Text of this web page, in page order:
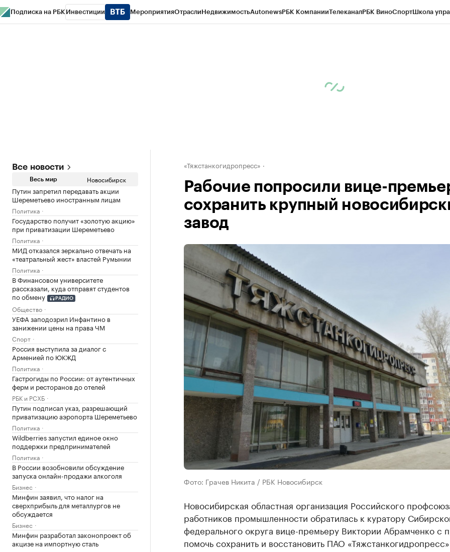
Подписка на РБК Инвестиции МероприятияОтраслиНедвижимостьAutonewsРБК КомпанииТелеканалРБК ВиноСпортШкола
Все новости
Весь мир Новосибирск
Путин запретил передавать акции
Шереметьево иностранным лицам
Политика
Государство получит «золотую акцию»
при приватизации Шереметьево
Политика
МИД отказался зеркально отвечать на
«театральный жест» властей Румынии
Политика
В Финансовом университете
рассказали, куда отправят студентов
по обмену
РАДИО
Общество
УЕФА заподозрил Инфантино в
занижении цены на права ЧМ
Спорт
Россия выступила за диалог с
Арменией по ЮКЖД
Политика
Гастрогиды по России: от аутентичных
ферм и ресторанов до отелей
РБК и РСХБ
Путин подписал указ, разрешающий
приватизацию аэропорта Шереметьево
Политика
Wildberries запустил единое окно
поддержки предпринимателей
Политика
В России возобновили обсуждение
запуска онлайн-продажи алкоголя
Бизнес
Минфин заявил, что налог на
сверхприбыль для металлургов не
обсуждается
Бизнес
Минфин разработал законопроект об
акцизе на импортную сталь
«Тяжстанкогидропресс»
Рабочие попросили вице-
сохранить крупный
завод
Фото: Грачев Никита / РБК Новосибирск
Новосибирская областная организация Российского
работников промышленности обратилась к куратору
федерального округа вице-премьеру Виктории Абрамченко с
помочь сохранить и восстановить ПАО